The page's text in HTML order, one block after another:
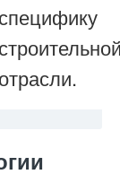
специфику
отрасли.